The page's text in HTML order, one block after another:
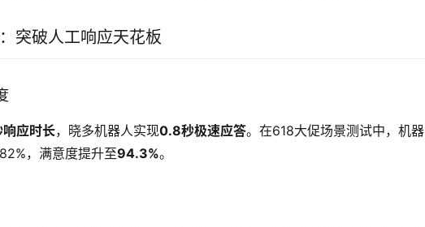
突破人工响应天花板
应时长，晓多机器人实现0.8秒极速应答。在618大促场景测试中，机器
，满意度提升至94.3%。